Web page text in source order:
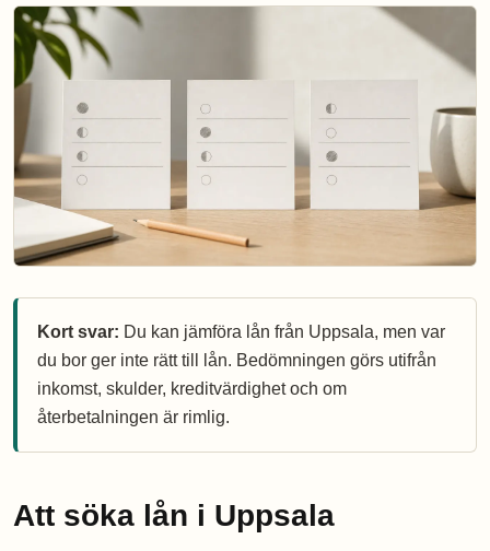
Kort svar: Du kan jämföra lån från Uppsala, men var
du bor ger inte rätt till lån. Bedömningen görs utifrån
inkomst, skulder, kreditvärdighet och om
återbetalningen är rimlig.
Att söka lån i Uppsala